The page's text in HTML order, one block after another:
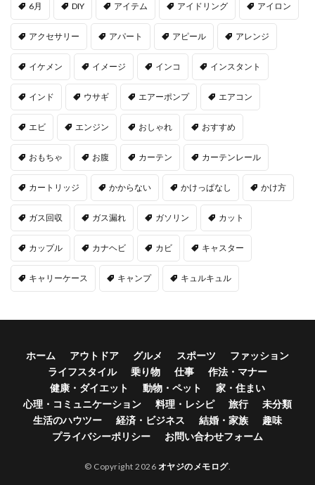
6月 DIY アイテム アイドリング アイロン
アクセサリー アパート アピール アレンジ
イケメン イメージ インコ インスタント
インド ウサギ エアーポンプ エアコン
エビ エンジン おしゃれ おすすめ
おもちゃ お腹 カーテン カーテンレール
カートリッジ かからない かけっぱなし かけ方
ガス回収 ガス漏れ ガソリン カット
カップル カナヘビ カビ キャスター
キャリーケース キャンプ キュルキュル
ホーム アウトドア グルメ スポーツ
ファッション
ライフスタイル
乗り物 仕事
作法・マナー
健康・ダイエット
動物・ペット
家・住まい
心理・コミュニケーション
料理・レシピ 旅行
未分類
生活のハウツー
経済・ビジネス 結婚・家族
趣味
プライバシーポリシー
お問い合わせフォーム
© Copyright 2026 オヤジのメモログ.